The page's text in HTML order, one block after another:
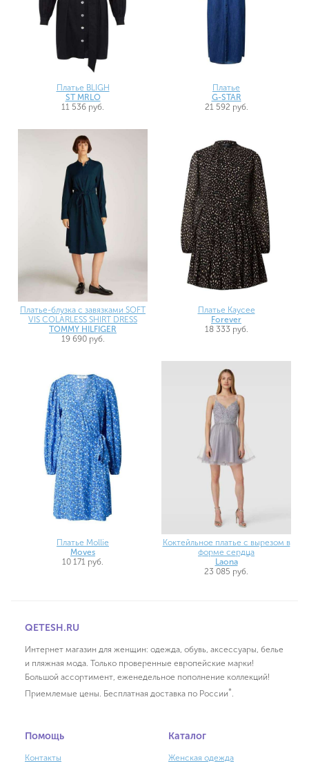
Платье BLIGH
ST MRLO
11 536 руб.
Платье
G-STAR
21 592 руб.
Платье-блузка с завязками SOFT
VIS COLARLESS SHIRT DRESS
TOMMY HILFIGER
19 690 руб.
Платье Kaycee
Forever
18 333 руб.
Платье Mollie
Moves
10 171 руб.
Коктейльное платье с вырезом в
форме сердца
Laona
23 085 руб.
QETESH.RU
Интернет магазин для женщин: одежда, обувь, аксессуары, белье
и пляжная мода. Только проверенные европейские марки!
Большой ассортимент, еженедельное пополнение коллекций!
Приемлемые цены. Бесплатная доставка по России*
Помощь
Контакты
Каталог
Женская одежда